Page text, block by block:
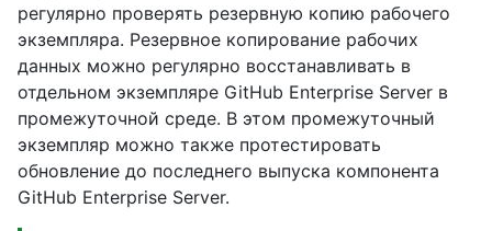
регулярно проверять резервную копию рабочего
экземпляра. Резервное копирование рабочих
данных можно регулярно восстанавливать в
отдельном экземпляре GitHub Enterprise Server в
промежуточной среде. В этом промежуточный
экземпляр можно также протестировать
обновление до последнего выпуска компонента
GitHub Enterprise Server.